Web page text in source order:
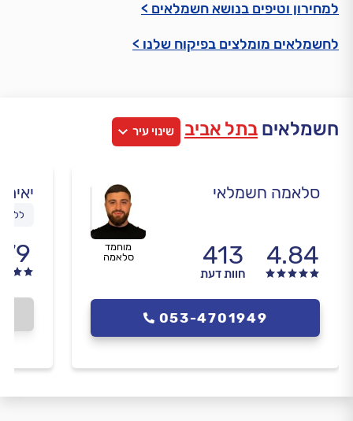
למחירון וטיפים בנושא חשמלאים >
לחשמלאים מומלצים בפיקוח שלנו >
חשמלאים בתל אביב שינוי עיר
סלאמה חשמלאי
4.84
413
חוות דעת
מוחמד
סלאמה
053-4701949
ללא